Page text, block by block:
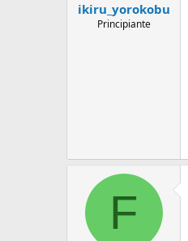
ikiru_yorokobu
Principiante
F